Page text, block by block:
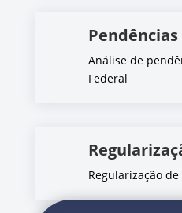
Pendências
Análise de
Federal
Regularização de